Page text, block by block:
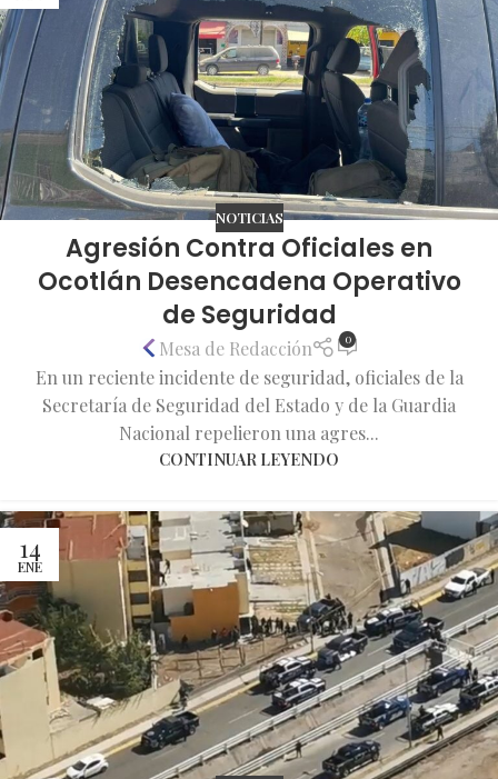
NOTICIAS
Agresión Contra Oficiales en
Ocotlán Desencadena Operativo
de Seguridad
Mesa de Redacción 0
En un reciente incidente de seguridad, oficiales de la
Secretaría de Seguridad del Estado y de la Guardia
Nacional repelieron una agres...
CONTINUAR LEYENDO
14
ENE